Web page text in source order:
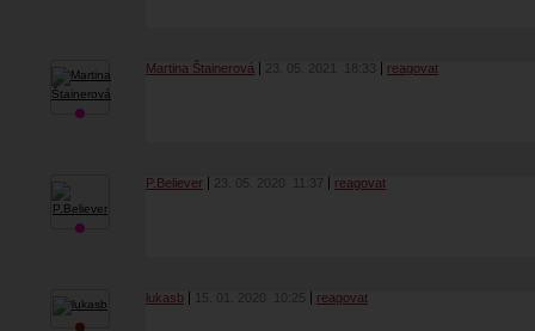
Martina Štainerová 23. 05. 2021 18:33 reagovat
P.Believer 23. 05. 2020 11:37 reagovat
lukasb 15. 01. 2020 10:25 reagovat